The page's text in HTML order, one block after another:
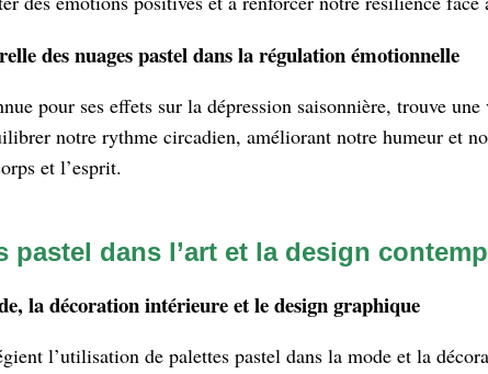
des nuages pastel dans la régulation émotionnelle
pour ses effets sur la dépression saisonnière, trouve
notre rythme circadien, améliorant notre humeur et
et l’esprit.
pastel dans l’art et la design
la décoration intérieure et le design graphique
l’utilisation de palettes pastel dans la mode et la